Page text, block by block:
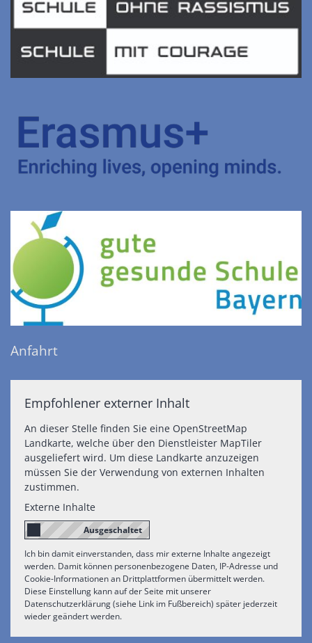
Anfahrt
Empfohlener externer Inhalt
An dieser Stelle finden Sie eine OpenStreetMap
Landkarte, welche über den Dienstleister MapTiler
ausgeliefert wird. Um diese Landkarte anzuzeigen
müssen Sie der Verwendung von externen Inhalten
zustimmen.
Externe Inhalte
Ich bin damit einverstanden, dass mir externe Inhalte angezeigt
werden. Damit können personenbezogene Daten, IP-Adresse und
Cookie-Informationen an Drittplattformen übermittelt werden.
Diese Einstellung kann auf der Seite mit unserer
Datenschutzerklärung (siehe Link im Fußbereich) später jederzeit
wieder geändert werden.